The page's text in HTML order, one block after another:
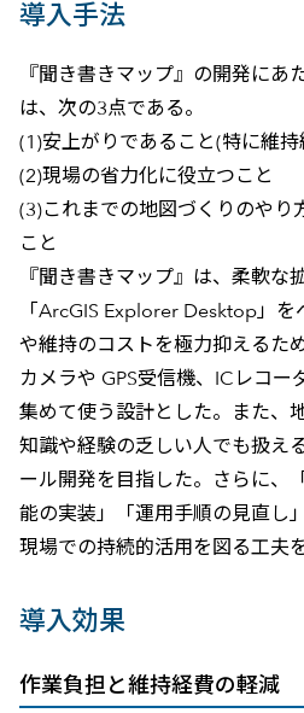
導入手法
『聞き書きマップ』の開発にあ
は、次の3点である。
(1)安上がりであること(特に維
(2)現場の省力化に役立つこと
(3)これまでの地図づくりのやり
こと
『聞き書きマップ』は、柔軟な
「ArcGIS Explorer Desktop」
や維持のコストを極力抑えるた
カメラや GPS受信機、ICレコー
集めて使う設計とした。また、
知識や経験の乏しい人でも扱え
ール開発を目指した。さらに、
能の実装」「運用手順の見直し
現場での持続的活用を図る工夫
導入効果
作業負担と維持経費の軽減